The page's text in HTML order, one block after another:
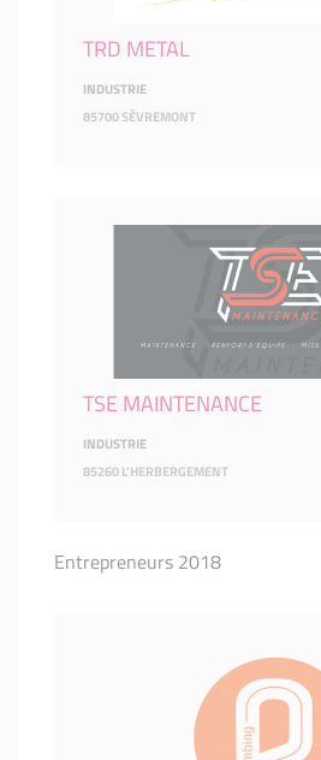
TRD METAL
INDUSTRIE
85700 SÈVREMONT
TSE MAINTENANCE
INDUSTRIE
85260 L'HERBERGEMENT
Entrepreneurs 2018